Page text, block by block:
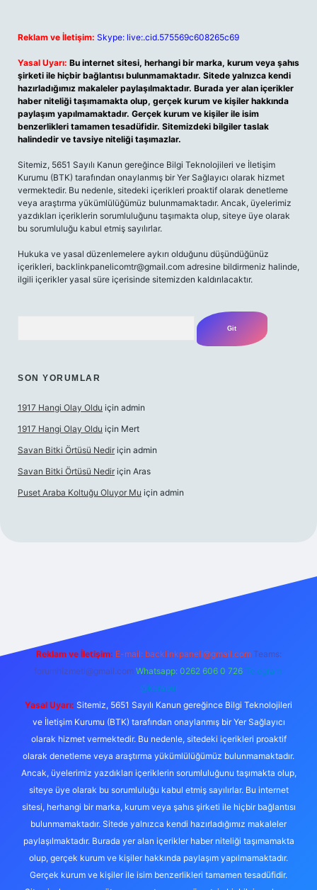
Reklam ve İletişim: Skype: live:.cid.575569c608265c69
Yasal Uyarı: Bu internet sitesi, herhangi bir marka, kurum veya şahıs
şirketi ile hiçbir bağlantısı bulunmamaktadır. Sitede yalnızca kendi
hazırladığımız makaleler paylaşılmaktadır. Burada yer alan içerikler
haber niteliği taşımamakta olup, gerçek kurum ve kişiler hakkında
paylaşım yapılmamaktadır. Gerçek kurum ve kişiler ile isim
benzerlikleri tamamen tesadüfidir. Sitemizdeki bilgiler taslak
halindedir ve tavsiye niteliği taşımazlar.
Sitemiz, 5651 Sayılı Kanun gereğince Bilgi Teknolojileri ve İletişim
Kurumu (BTK) tarafından onaylanmış bir Yer Sağlayıcı olarak hizmet
vermektedir. Bu nedenle, sitedeki içerikleri proaktif olarak denetleme
veya araştırma yükümlülüğümüz bulunmamaktadır. Ancak, üyelerimiz
yazdıkları içeriklerin sorumluluğunu taşımakta olup, siteye üye olarak
bu sorumluluğu kabul etmiş sayılırlar.
Hukuka ve yasal düzenlemelere aykırı olduğunu düşündüğünüz
içerikleri, backlinkpanelicomtr@gmail.com adresine bildirmeniz halinde,
ilgili içerikler yasal süre içerisinde sitemizden kaldırılacaktır.
SON YORUMLAR
1917 Hangi Olay Oldu için admin
1917 Hangi Olay Oldu için Mert
Savan Bitki Örtüsü Nedir için admin
Savan Bitki Örtüsü Nedir için Aras
Puset Araba Koltuğu Oluyor Mu için admin
Reklam ve İletişim: E-mail: backlinkpaneli@gmail.com Teams:
forumhizmeti@gmail.com Whatsapp: 0262 606 0 726 Telegram:
@karabul
Yasal Uyarı: Sitemiz, 5651 Sayılı Kanun gereğince Bilgi Teknolojileri
ve İletişim Kurumu (BTK) tarafından onaylanmış bir Yer Sağlayıcı
olarak hizmet vermektedir. Bu nedenle, sitedeki içerikleri proaktif
olarak denetleme veya araştırma yükümlülüğümüz bulunmamaktadır.
Ancak, üyelerimiz yazdıkları içeriklerin sorumluluğunu taşımakta olup,
siteye üye olarak bu sorumluluğu kabul etmiş sayılırlar. Bu internet
sitesi, herhangi bir marka, kurum veya şahıs şirketi ile hiçbir bağlantısı
bulunmamaktadır. Sitede yalnızca kendi hazırladığımız makaleler
paylaşılmaktadır. Burada yer alan içerikler haber niteliği taşımamakta
olup, gerçek kurum ve kişiler hakkında paylaşım yapılmamaktadır.
Gerçek kurum ve kişiler ile isim benzerlikleri tamamen tesadüfidir.